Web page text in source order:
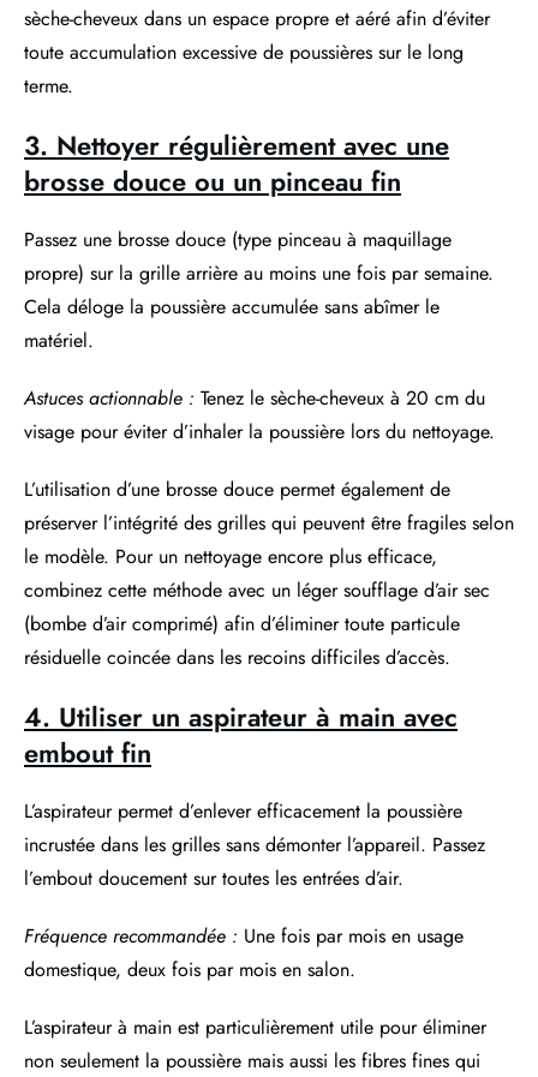
sèche-cheveux dans un espace propre et aéré afin d’éviter
toute accumulation excessive de poussières sur le long
terme.
3. Nettoyer régulièrement avec une
brosse douce ou un pinceau fin
Passez une brosse douce (type pinceau à maquillage
propre) sur la grille arrière au moins une fois par semaine.
Cela déloge la poussière accumulée sans abîmer le
matériel.
Astuces actionnable : Tenez le sèche-cheveux à 20 cm du
visage pour éviter d’inhaler la poussière lors du nettoyage.
L’utilisation d’une brosse douce permet également de
préserver l’intégrité des grilles qui peuvent être fragiles selon
le modèle. Pour un nettoyage encore plus efficace,
combinez cette méthode avec un léger soufflage d’air sec
(bombe d’air comprimé) afin d’éliminer toute particule
résiduelle coincée dans les recoins difficiles d’accès.
4. Utiliser un aspirateur à main avec
embout fin
L’aspirateur permet d’enlever efficacement la poussière
incrustée dans les grilles sans démonter l’appareil. Passez
l’embout doucement sur toutes les entrées d’air.
Fréquence recommandée : Une fois par mois en usage
domestique, deux fois par mois en salon.
L’aspirateur à main est particulièrement utile pour éliminer
non seulement la poussière mais aussi les fibres fines qui